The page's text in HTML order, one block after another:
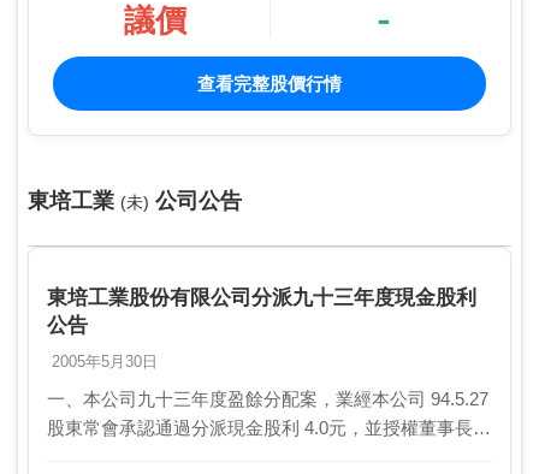
議價 -
查看完整股價行情
東培工業 (未) 公司公告
東培工業股份有限公司分派九十三年度現金股利
公告
2005年5月30日
一、本公司九十三年度盈餘分配案，業經本公司 94.5.27
股東常會承認通過分派現金股利 4.0元，並授權董事長決